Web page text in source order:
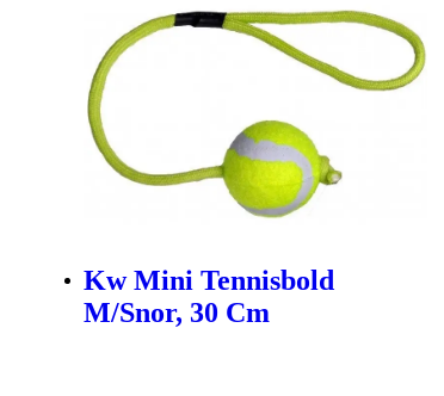
Kw Mini Tennisbold
M/Snor, 30 Cm